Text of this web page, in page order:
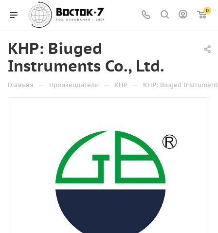
0
КНР: Biuged
Instruments Co., Ltd.
Главная — Производители — КНР — КНР: Biuged